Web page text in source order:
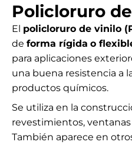
Policloruro
El policloruro de vinilo
de forma rígida o
para aplicaciones
una buena resistencia a
productos químicos.
Se utiliza en la
revestimientos,
También aparece en